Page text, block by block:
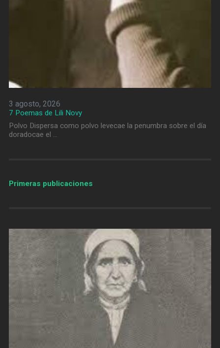
3 agosto, 2026
7 Poemas de Lili Novy
Polvo Dispersa como polvo levecae la penumbra sobre el día
doradocae el …
Primeras publicaciones